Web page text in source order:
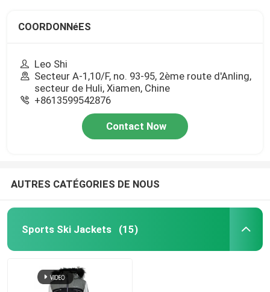
COORDONNéES
Leo Shi
Secteur A-1,10/F, no. 93-95, 2ème route d'Anling,
secteur de Huli, Xiamen, Chine
+8613599542876
Contact Now
AUTRES CATÉGORIES DE NOUS
Sports Ski Jackets (15)